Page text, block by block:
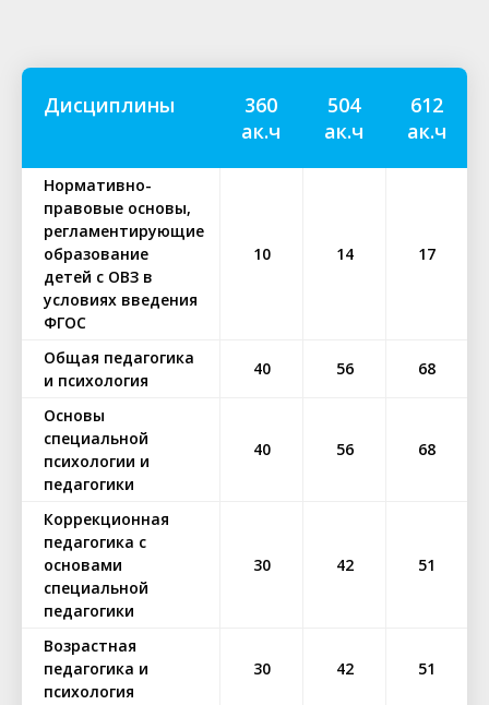
Дисциплины
360
ак.ч
504
ак.ч
612
ак.ч
Нормативно-
правовые основы,
регламентирующие
образование
детей с ОВЗ в
условиях введения
ФГОС
10 14 17
Общая педагогика
и психология
40 56 68
Основы
специальной
психологии и
педагогики
40 56 68
Коррекционная
педагогика с
основами
специальной
педагогики
30 42 51
Возрастная
педагогика и
психология
30 42 51